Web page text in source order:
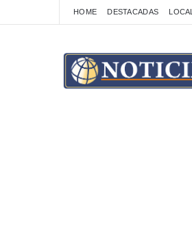
HOME DESTACADAS LOCAL